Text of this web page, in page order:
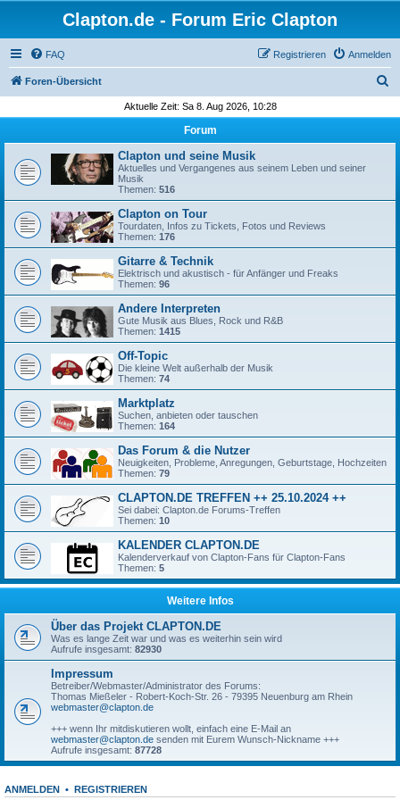
Clapton.de - Forum Eric Clapton
FAQ Anmelden
Registrieren
Foren-Übersicht
h
Aktuelle Zeit: Sa 8. Aug 2026, 10:28
Forum
Clapton und seine Musik
Aktuelles und Vergangenes aus seinem Leben und seiner
Musik
Themen: 516
Clapton on Tour
Tourdaten, Infos zu Tickets, Fotos und Reviews
Themen: 176
Gitarre & Technik
Elektrisch und akustisch - für Anfänger und Freaks
Themen: 96
Andere Interpreten
Gute Musik aus Blues, Rock und R&B
Themen: 1415
Off-Topic
Die kleine Welt außerhalb der Musik
Themen: 74
Marktplatz
Suchen, anbieten oder tauschen
Themen: 164
Das Forum & die Nutzer
Neuigkeiten, Probleme, Anregungen, Geburtstage, Hochzeiten
Themen: 79
CLAPTON.DE TREFFEN ++ 25.10.2024 ++
Sei dabei: Clapton.de Forums-Treffen
Themen: 10
KALENDER CLAPTON.DE
Kalenderverkauf von Clapton-Fans für Clapton-Fans
Themen: 5
Weitere Infos
Über das Projekt CLAPTON.DE
Was es lange Zeit war und was es weiterhin sein wird
Aufrufe insgesamt: 82930
Impressum
Betreiber/Webmaster/Administrator des Forums:
Thomas Mießeler - Robert-Koch-Str. 26 - 79395 Neuenburg am Rhein
webmaster@clapton.de
+++ wenn Ihr mitdiskutieren wollt, einfach eine E-Mail an
webmaster@clapton.de senden mit Eurem Wunsch-Nickname +++
Aufrufe insgesamt: 87728
ANMELDEN • REGISTRIEREN